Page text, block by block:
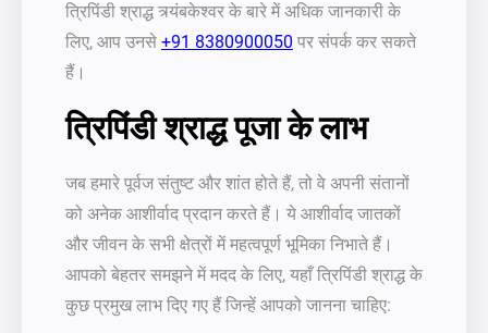
त्रिपिंडी श्राद्ध त्र्यंबकेश्वर के बारे में अधिक जानकारी के
लिए, आप उनसे +91 8380900050 पर संपर्क कर सकते
हैं।
त्रिपिंडी श्राद्ध पूजा के लाभ
जब हमारे पूर्वज संतुष्ट और शांत होते हैं, तो वे अपनी संतानों
को अनेक आशीर्वाद प्रदान करते हैं। ये आशीर्वाद जातकों
और जीवन के सभी क्षेत्रों में महत्वपूर्ण भूमिका निभाते हैं।
आपको बेहतर समझने में मदद के लिए, यहाँ त्रिपिंडी श्राद्ध के
कुछ प्रमुख लाभ दिए गए हैं जिन्हें आपको जानना चाहिए: